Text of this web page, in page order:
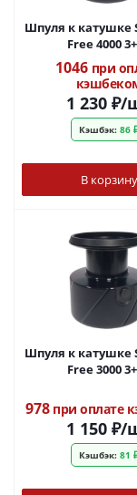
Шпуля к катушке
Free 4000
1046 при
1 230 ₽/
Кэшбэк: 86
В корзину
Шпуля к катушке
Free 3000
978при оплате
1 150 ₽/
Кэшбэк: 81